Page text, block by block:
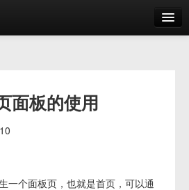
面板的使用
一个面板页，也就是首页，可以通